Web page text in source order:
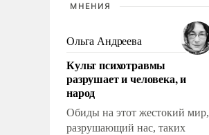
МНЕНИЯ
Ольга Андреева
Культ психотравмы
разрушает и человека, и
народ
Обиды на этот жестокий мир,
разрушающий нас, таких